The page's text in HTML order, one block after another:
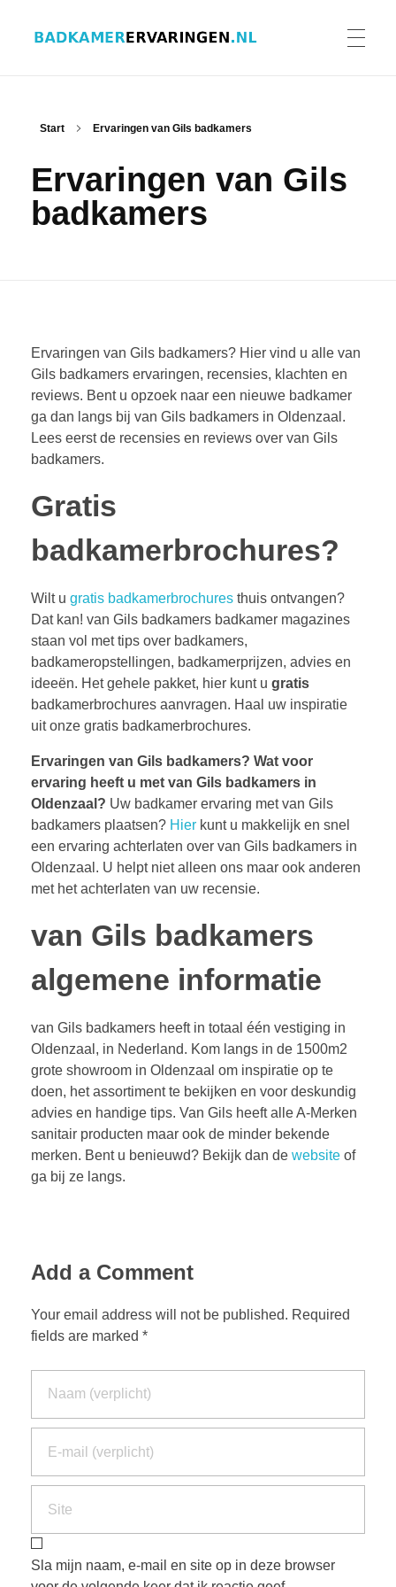
ERVARINGEN BADKAMERS
CONTACT
Start Ervaringen van Gils badkamers
Ervaringen van Gils
badkamers
Ervaringen van Gils badkamers? Hier vind u alle van
Gils badkamers ervaringen, recensies, klachten en
reviews. Bent u opzoek naar een nieuwe badkamer
ga dan langs bij van Gils badkamers in Oldenzaal.
Lees eerst de recensies en reviews over van Gils
badkamers.
Gratis
badkamerbrochures?
Wilt u gratis badkamerbrochures thuis ontvangen?
Dat kan! van Gils badkamers badkamer magazines
staan vol met tips over badkamers,
badkameropstellingen, badkamerprijzen, advies en
ideeën. Het gehele pakket, hier kunt u gratis
badkamerbrochures aanvragen. Haal uw inspiratie
uit onze gratis badkamerbrochures.
Ervaringen van Gils badkamers? Wat voor
ervaring heeft u met van Gils badkamers in
Oldenzaal? Uw badkamer ervaring met van Gils
badkamers plaatsen? Hier kunt u makkelijk en snel
een ervaring achterlaten over van Gils badkamers in
Oldenzaal. U helpt niet alleen ons maar ook anderen
met het achterlaten van uw recensie.
van Gils badkamers
algemene informatie
van Gils badkamers heeft in totaal één vestiging in
Oldenzaal, in Nederland. Kom langs in de 1500m2
grote showroom in Oldenzaal om inspiratie op te
doen, het assortiment te bekijken en voor deskundig
advies en handige tips. Van Gils heeft alle A-Merken
sanitair producten maar ook de minder bekende
merken. Bent u benieuwd? Bekijk dan de website of
ga bij ze langs.
Add a Comment
Your email address will not be published. Required
fields are marked *
Sla mijn naam, e-mail en site op in deze browser